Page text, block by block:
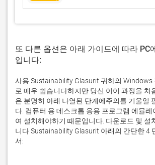
또 다른 옵션은 아래 가이드에 따라 PC
입니다:
사용 Sustainability Glasurit 귀하의 Windows
로 매우 쉽습니다하지만 당신 이이 과정을 처
은 분명히 아래 나열된 단계에주의를 기울일
다. 컴퓨터 용 데스크톱 응용 프로그램 에뮬
여 설치해야하기 때문입니다. 다운로드 및 설
니다 Sustainability Glasurit 아래의 간단한 4
서: